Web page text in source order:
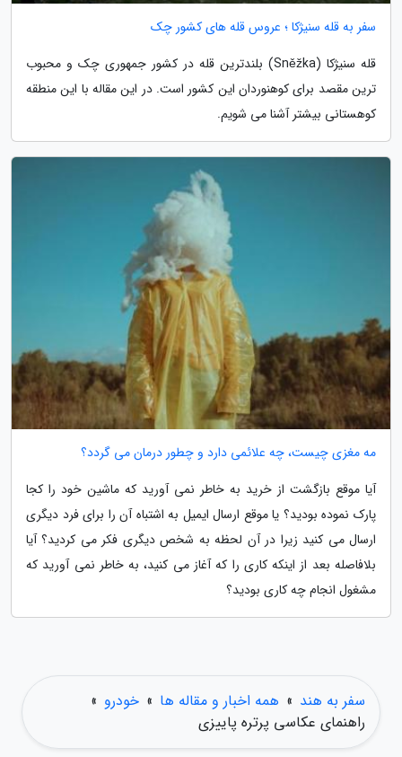
سفر به قله سنیژکا ؛ عروس قله های کشور چک
قله سنیژکا (Sněžka) بلندترین قله در کشور جمهوری چک و محبوب
ترین مقصد برای کوهنوردان این کشور است. در این مقاله با این منطقه
کوهستانی بیشتر آشنا می شویم.
مه مغزی چیست، چه علائمی دارد و چطور درمان می گردد؟
آیا موقع بازگشت از خرید به خاطر نمی آورید که ماشین خود را کجا
پارک نموده بودید؟ یا موقع ارسال ایمیل به اشتباه آن را برای فرد دیگری
ارسال می کنید زیرا در آن لحظه به شخص دیگری فکر می کردید؟ آیا
بلافاصله بعد از اینکه کاری را که آغاز می کنید، به خاطر نمی آورید که
مشغول انجام چه کاری بودید؟
سفر به هند » همه اخبار و مقاله ها » خودرو »
راهنمای عکاسی پرتره پاییزی